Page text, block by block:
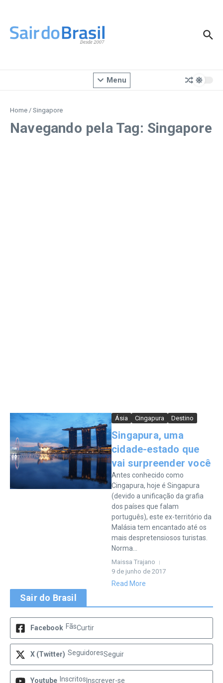
Menu
Home / Singapore
Navegando pela Tag: Singapore
Ásia Cingapura Destino
Singapura, uma
cidade-estado que
vai surpreender você
Antes conhecido como
Cingapura, hoje é Singapura
(devido a unificação da grafia
dos países que falam
português), este ex-território da
Malásia tem encantado até os
mais despretensiosos turistas.
Norma...
Maissa Trajano
9 de junho de 2017
Read More
Sair do Brasil
Facebook FãsCurtir
X (Twitter) SeguidoresSeguir
Youtube Inscritos Inscrever-se